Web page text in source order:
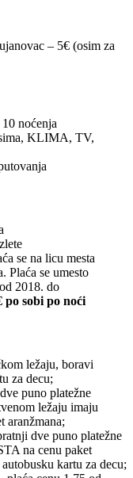
– 5€ (osim za
noćenja
KLIMA, TV,
se na licu mesta
Plaća se umesto
2018. do
sobi po noći
ležaju, boravi
za decu;
puno platežne
ležaju imaju
aranžmana;
dve puno platežne
na cenu paket
kartu za decu;